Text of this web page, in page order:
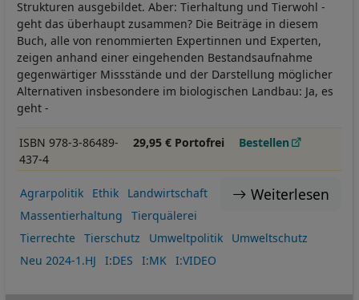
Strukturen ausgebildet. Aber: Tierhaltung und Tierwohl -
geht das überhaupt zusammen? Die Beiträge in diesem
Buch, alle von renommierten Expertinnen und Experten,
zeigen anhand einer eingehenden Bestandsaufnahme
gegenwärtiger Missstände und der Darstellung möglicher
Alternativen insbesondere im biologischen Landbau: Ja, es
geht -
ISBN 978-3-86489-
437-4
29,95 € Portofrei Bestellen
Weiterlesen
Agrarpolitik Ethik
Landwirtschaft
Massentierhaltung
Tierquälerei
Tierrechte
Tierschutz Umweltpolitik
Umweltschutz
Neu 2024-1.HJ
I:DES I:MK I:VIDEO